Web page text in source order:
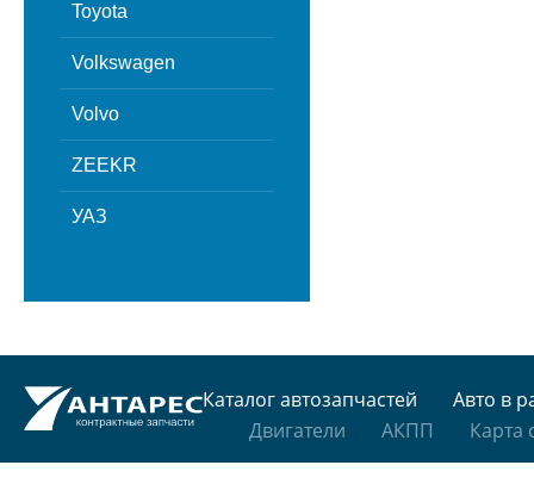
Toyota
Volkswagen
Volvo
ZEEKR
УАЗ
Каталог автозапчастей
Авто в
Двигатели
АКПП Карта